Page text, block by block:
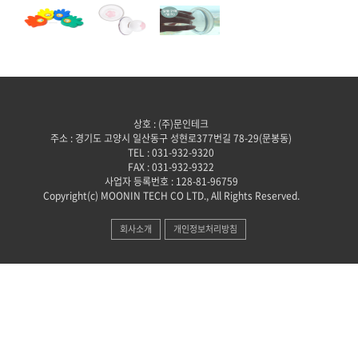
상호 : (주)문인테크
주소 : 경기도 고양시 일산동구 성현로377번길 78-29(문봉동)
TEL : 031-932-9320
FAX : 031-932-9322
사업자 등록번호 : 128-81-96759
Copyright(c) MOONIN TECH CO LTD., All Rights Reserved.
회사소개 개인정보처리방침